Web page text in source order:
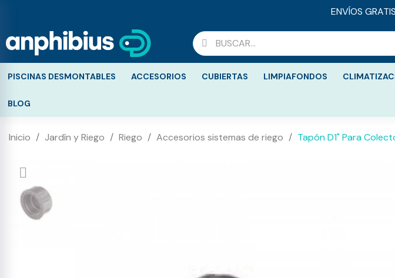
ENVÍOS
PISCINAS DESMONTABLES ACCESORIOS CUBIERTAS LIMPIAFONDOS
BLOG
Inicio Jardín y Riego Riego Accesorios sistemas de riego Tapón D1" Para